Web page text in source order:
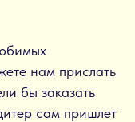
нам прислать
бы заказать
сам пришлет